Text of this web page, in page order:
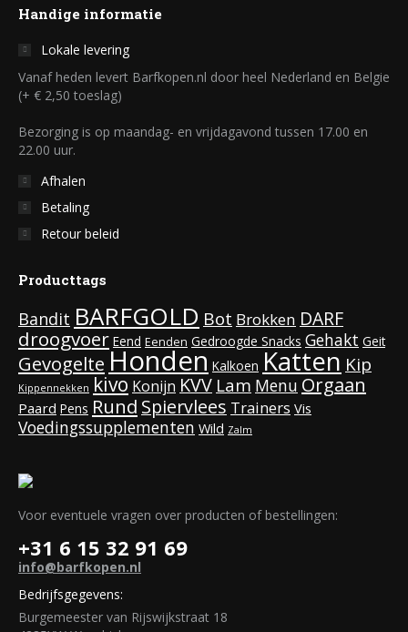
Handige informatie
Lokale levering
Vanaf heden levert Barfkopen.nl door heel Nederland en Belgie
(+ € 2,50 toeslag)
Bezorging is op maandag- en vrijdagavond tussen 17.00 en
22.00 uur.
Afhalen
Betaling
Retour beleid
Producttags
Bandit BARFGOLD Bot Brokken DARF
droogvoer Eend Eenden Gedroogde Snacks Gehakt Geit
GevogelteHonden Kalkoen Katten Kip
Kippennekken kivo Konijn KVV Lam Menu Orgaan
Paard Pens Rund Spiervlees Trainers Vis
Voedingssupplementen Wild Zalm
Voor eventuele vragen over producten of bestellingen:
+31 6 15 32 91 69
info@barfkopen.nl
Bedrijfsgegevens:
Burgemeester van Rijswijkstraat 18